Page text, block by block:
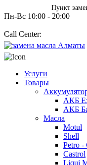
Пункт
Пн-Вс 10:00 - 20:00
Call Center:
Услуги
Товары
АКБ
АКБ
Масла
Motul
Shell
Petro -
Castrol
Liqui